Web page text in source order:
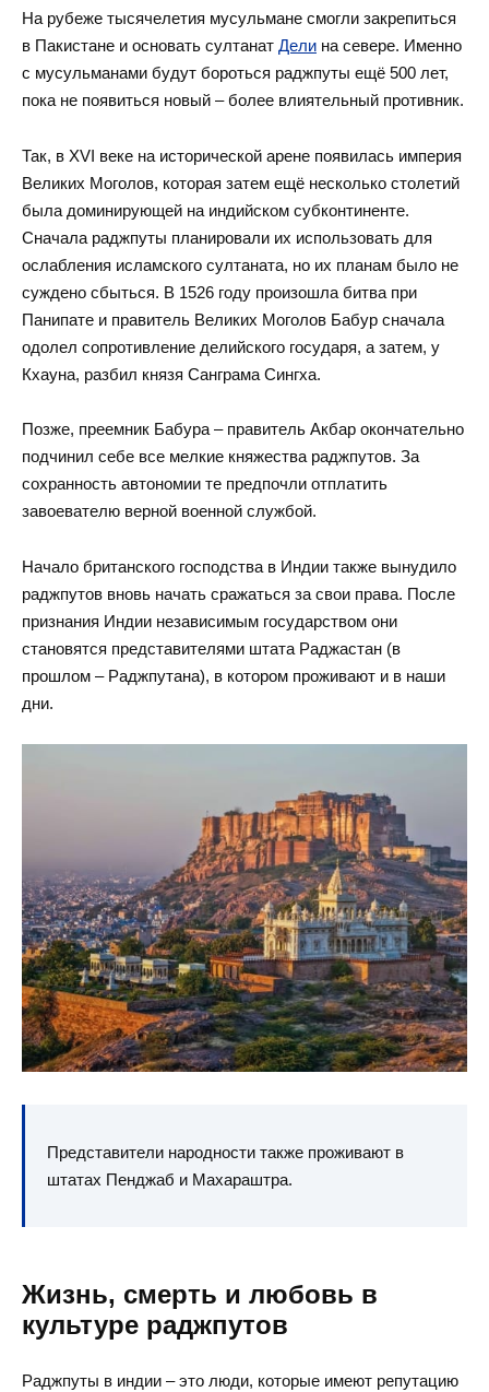
На рубеже тысячелетия мусульмане смогли закрепиться
в Пакистане и основать султанат Дели на севере. Именно
с мусульманами будут бороться раджпуты ещё 500 лет,
пока не появиться новый – более влиятельный противник.
Так, в XVI веке на исторической арене появилась империя
Великих Моголов, которая затем ещё несколько столетий
была доминирующей на индийском субконтиненте.
Сначала раджпуты планировали их использовать для
ослабления исламского султаната, но их планам было не
суждено сбыться. В 1526 году произошла битва при
Панипате и правитель Великих Моголов Бабур сначала
одолел сопротивление делийского государя, а затем, у
Кхауна, разбил князя Санграма Сингха.
Позже, преемник Бабура – правитель Акбар окончательно
подчинил себе все мелкие княжества раджпутов. За
сохранность автономии те предпочли отплатить
завоевателю верной военной службой.
Начало британского господства в Индии также вынудило
раджпутов вновь начать сражаться за свои права. После
признания Индии независимым государством они
становятся представителями штата Раджастан (в
прошлом – Раджпутана), в котором проживают и в наши
дни.
Представители народности также проживают в
штатах Пенджаб и Махараштра.
Жизнь, смерть и любовь в
культуре раджпутов
Раджпуты в индии – это люди, которые имеют репутацию